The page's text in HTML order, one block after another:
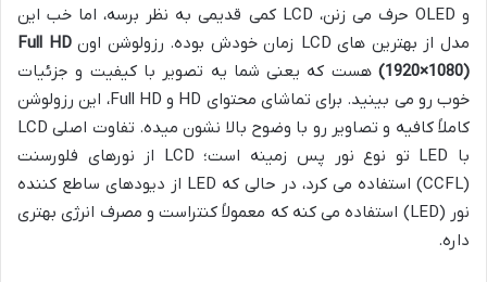
و OLED حرف می زنن، LCD کمی قدیمی به نظر برسه، اما خب این
مدل از بهترین های LCD زمان خودش بوده. رزولوشن اون
Full HD
(1920×1080) هست که یعنی شما یه تصویر با کیفیت و جزئیات
خوب رو می بینید. برای تماشای محتوای HD و Full HD، این رزولوشن
کاملاً کافیه و تصاویر رو با وضوح بالا نشون میده. تفاوت اصلی LCD
با LED تو نوع نور پس زمینه است؛ LCD از نورهای فلورسنت
(CCFL) استفاده می کرد، در حالی که LED از دیودهای ساطع کننده
نور (LED) استفاده می کنه که معمولاً کنتراست و مصرف انرژی بهتری
داره.